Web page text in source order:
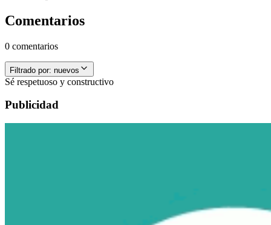
Comentarios
0 comentarios
Filtrado por: nuevos
Sé respetuoso y constructivo
Publicidad